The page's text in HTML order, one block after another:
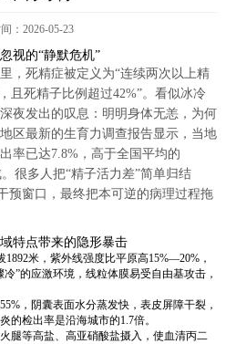
：2026-05-23
视的“静默危机”
，死精症被定义为“连续两次以上精
且死精子比例超过42%”。看似冰冷
夜发出的叹息：明明身体无恙，为何
区最新的生育力调查报告显示，当地
率已达7.8%，高于全国平均的
很多人把“精子活力差”简单归结
预窗口，最终把本可逆的病理过程拖
特点带来的隐形暴击
1892米，紫外线强度比平原高15%—20%，
”的应激环境，线粒体膜易受自由基攻击，
，阴囊表面水分蒸发快，表皮屏障干裂，
的检出率是沿海城市的1.7倍。
腿等高盐、高亚硝酸盐摄入，使血清丙二